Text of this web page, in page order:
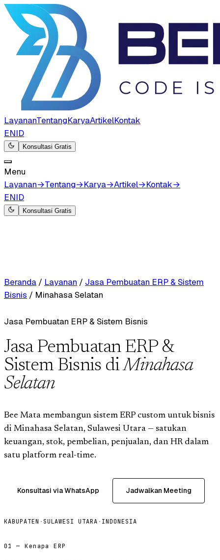
LayananTentangKaryaArtikelKontak
ENID
Konsultasi Gratis
Menu
Layanan→Tentang→Karya→Artikel→Kontak→
ENID
Konsultasi Gratis
Beranda / Layanan / Jasa Pembuatan ERP & Sistem
Bisnis / Minahasa Selatan
Jasa Pembuatan ERP & Sistem Bisnis
Jasa Pembuatan ERP &
Sistem Bisnis diMinahasa
Selatan
Bee Mata membangun sistem ERP custom untuk bisnis
di Minahasa Selatan, Sulawesi Utara — satukan
keuangan, stok, pembelian, penjualan, dan HR dalam
satu platform real-time.
Konsultasi via WhatsApp Jadwalkan Meeting
KABUPATEN · SULAWESI UTARA · INDONESIA
01 — Kenapa ERP